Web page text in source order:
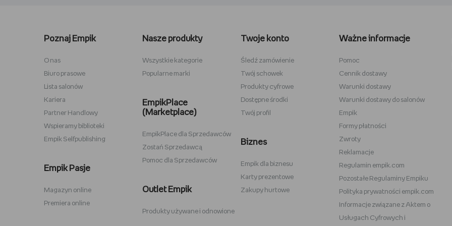
Karta podarunkowa Steam
Lampki do czytania
Antyramy
Tablety dla dzieci
Zestawy do szkicowania
Star Wars
Władca Pierścieni
Zabawki Psi Patrol
Sodastream
Victoria's Secret
Under Armour
Baby Bjorn
Poznaj Empik
O nas
Biuro prasowe
Lista salonów
Kariera
Partner Handlowy
Wspieramy biblioteki
Empik Selfpublishing
Empik Pasje
Magazyn online
Premiera online
Nasze produkty
Wszystkie kategorie
Popularne marki
EmpikPlace
(Marketplace)
EmpikPlace dla Sprzedawców
Zostań Sprzedawcą
Pomoc dla Sprzedawców
Outlet Empik
Produkty używane i odnowione
Twoje konto
Śledź zamówienie
Twój schowek
Produkty cyfrowe
Dostępne środki
Twój profil
Biznes
Empik dla biznesu
Karty prezentowe
Zakupy hurtowe
Ważne informacje
Pomoc
Cennik dostawy
Warunki dostawy
Warunki dostawy do salonów
Empik
Formy płatności
Zwroty
Reklamacje
Regulamin empik.com
Pozostałe Regulaminy Empiku
Polityka prywatności empik.com
Informacje związane z Aktem o
Usługach Cyfrowych i